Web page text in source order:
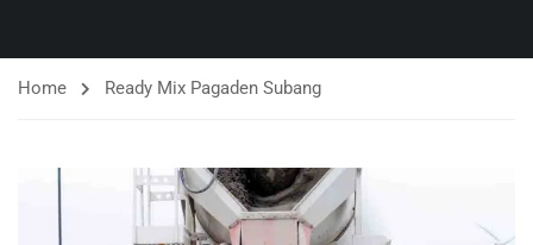
Home Ready Mix Pagaden Subang